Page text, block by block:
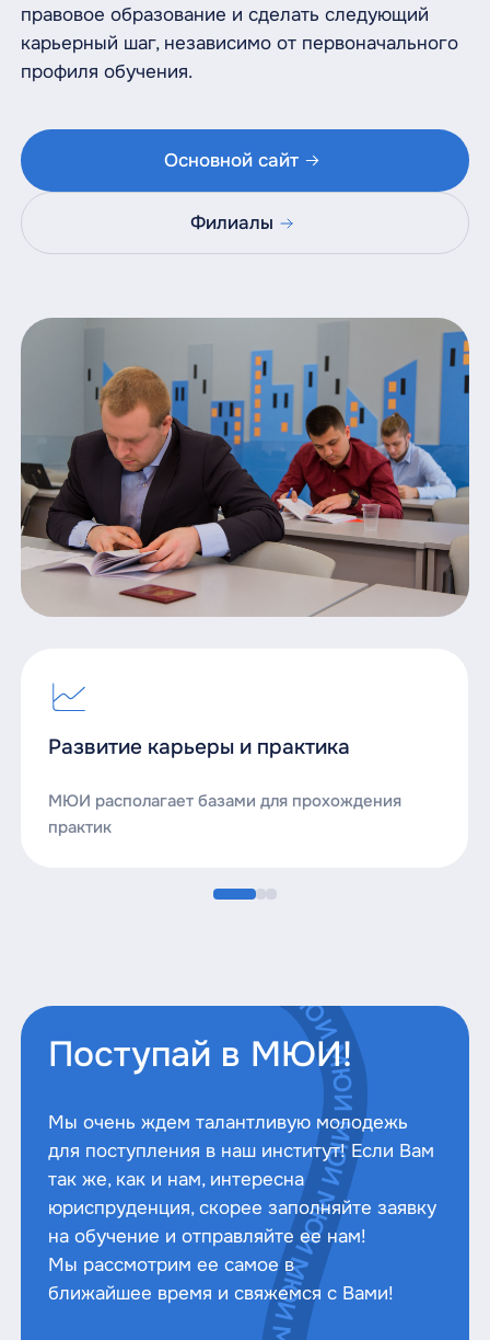
правовое образование и сделать следующий
карьерный шаг, независимо от первоначального
профиля обучения.
Основной сайт
Филиалы
Развитие карьеры и практика
МЮИ располагает базами для прохождения
практик
Поступай в МЮИ!
Мы очень ждем талантливую молодежь
для поступления в наш институт! Если Вам
так же, как и нам, интересна
юриспруденция, скорее заполняйте заявку
на обучение и отправляйте ее нам!
Мы рассмотрим ее самое в
ближайшее время и свяжемся с Вами!